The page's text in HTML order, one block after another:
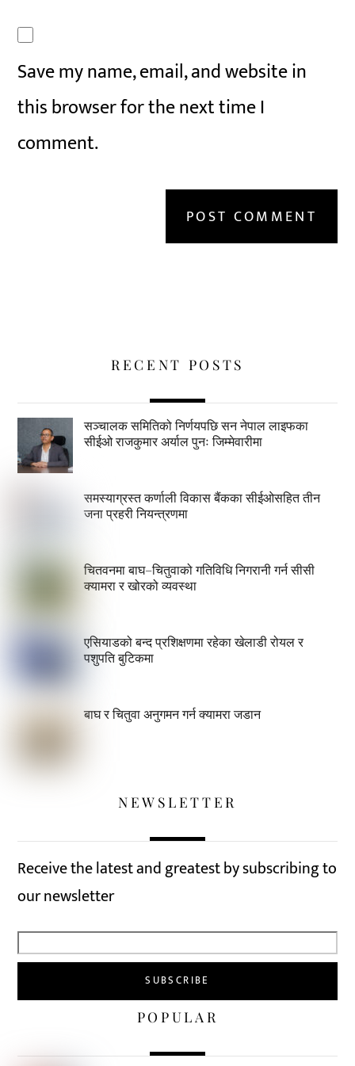
Save my name, email, and website in
this browser for the next time I
comment.
RECENT POSTS
सञ्चालक समितिको निर्णयपछि सन नेपाल लाइफका
सीईओ राजकुमार अर्याल पुनः जिम्मेवारीमा
समस्याग्रस्त कर्णाली विकास बैंकका सीईओसहित तीन
जना प्रहरी नियन्त्रणमा
चितवनमा बाघ–चितुवाको गतिविधि निगरानी गर्न सीसी
क्यामरा र खोरको व्यवस्था
एसियाडको बन्द प्रशिक्षणमा रहेका खेलाडी रोयल र
पशुपति बुटिकमा
बाघ र चितुवा अनुगमन गर्न क्यामरा जडान
NEWSLETTER
Receive the latest and greatest by subscribing to
our newsletter
POPULAR